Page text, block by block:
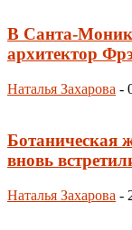
В Санта-
архитектор
Наталья Захарова -
Ботаническая
вновь
Наталья Захарова -